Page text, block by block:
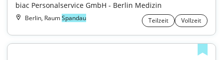
biac Personalservice GmbH - Berlin Medizin
Berlin, RaumSpandau Teilzeit Vollzeit